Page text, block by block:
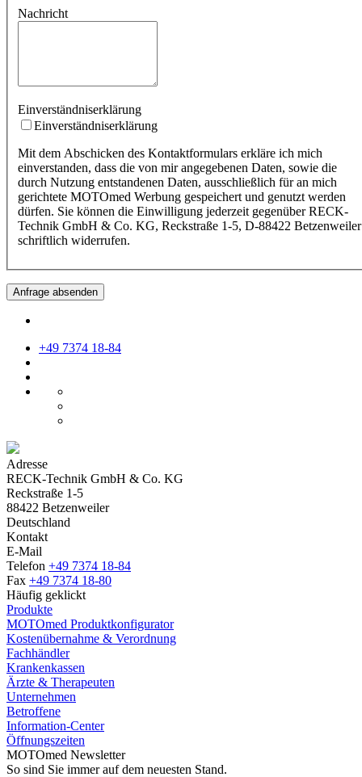
Nachricht
Einverständniserklärung
Einverständniserklärung
Mit dem Abschicken des Kontaktformulars erkläre ich mich
einverstanden, dass die von mir angegebenen Daten, sowie die
durch Nutzung entstandenen Daten, ausschließlich für an mich
gerichtete MOTOmed Werbung gespeichert und genutzt werden
dürfen. Sie können die Einwilligung jederzeit gegenüber RECK-
Technik GmbH & Co. KG, Reckstraße 1-5, D-88422 Betzenweiler
schriftlich widerrufen.
Anfrage absenden
+49 7374 18-84
Adresse
RECK-Technik GmbH & Co. KG
Reckstraße 1-5
88422 Betzenweiler
Deutschland
Kontakt
E-Mail
Telefon +49 7374 18-84
Fax +49 7374 18-80
Häufig geklickt
Produkte
MOTOmed Produktkonfigurator
Kostenübernahme & Verordnung
Fachhändler
Krankenkassen
Ärzte & Therapeuten
Unternehmen
Betroffene
Information-Center
Öffnungszeiten
MOTOmed Newsletter
So sind Sie immer auf dem neuesten Stand.